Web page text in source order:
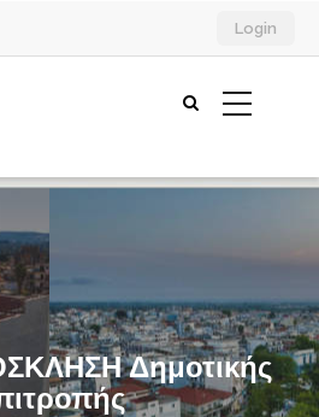
Login
Δημοτικής